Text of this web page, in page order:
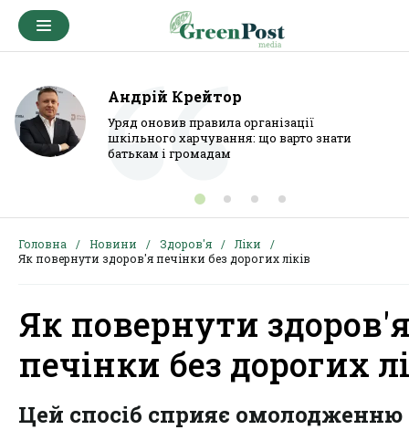
Андрій Крейтор
Уряд оновив правила організації
шкільного харчування: що варто знати
батькам і громадам
Головна Новини Здоров'я
Ліки
Як повернути здоров'я печінки без дорогих ліків
Як повернути
печінки без дорогих
Цей спосіб сприяє омолодженню